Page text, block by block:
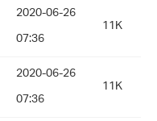
2020-06-26
07:36
11K
2020-06-26
07:36
11K